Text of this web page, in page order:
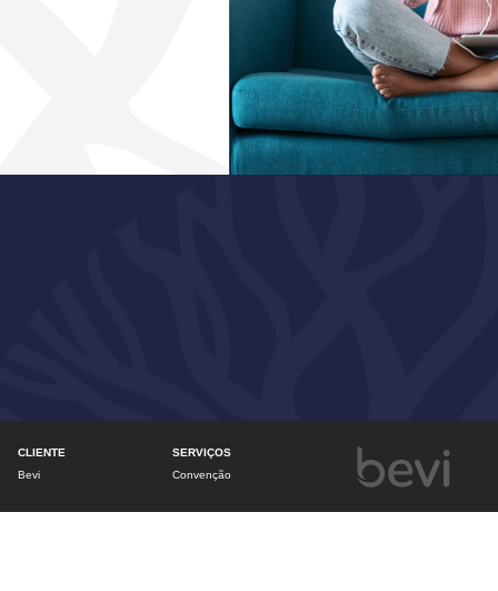
CLIENTE
Bevi
SERVIÇOS
Convenção